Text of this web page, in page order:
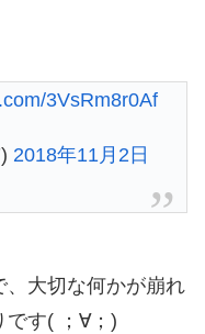
3VsRm8r0Af
2018年11月2日
、大切な何かが崩れ
です( ；∀；)